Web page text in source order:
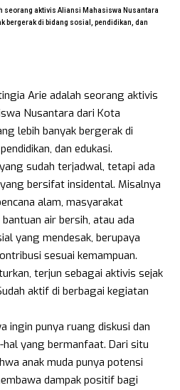
seorang aktivis Aliansi Mahasiswa Nusantara
bergerak di bidang sosial, pendidikan, dan
Arie adalah seorang aktivis
Nusantara dari Kota
lebih banyak bergerak di
dan edukasi.
sudah terjadwal, tetapi ada
bersifat insidental. Misalnya
alam, masyarakat
air bersih, atau ada
yang mendesak, berupaya
sesuai kemampuan.
terjun sebagai aktivis sejak
aktif di berbagai kegiatan
ingin punya ruang diskusi dan
hal yang bermanfaat. Dari situ
anak muda punya potensi
dampak positif bagi